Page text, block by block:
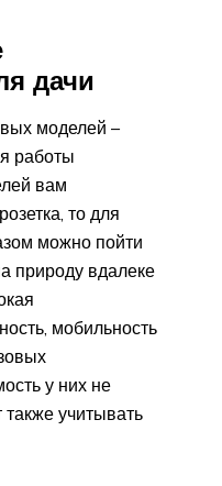
дачи
моделей –
работы
вам
то для
можно пойти
природу вдалеке
мобильность
у них не
учитывать